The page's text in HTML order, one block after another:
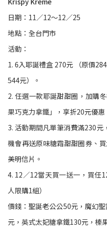
日期：11／12〜12／25
地點：全台門市
活動：
1. 6入耶誕禮盒 270元 （原價
544元）。
2. 任選一款耶誕甜甜圈，加購
果巧克力拿鐵」，享折20元優惠
3. 活動期間凡單筆消費滿230
機會再送原味糖霜甜甜圈券、
美明信片。
4. 12／12當天買一送一，買任
人限購1組）
價錢：聖誕老公公50元，魔幻
元，英式太妃糖拿鐵130元，榛